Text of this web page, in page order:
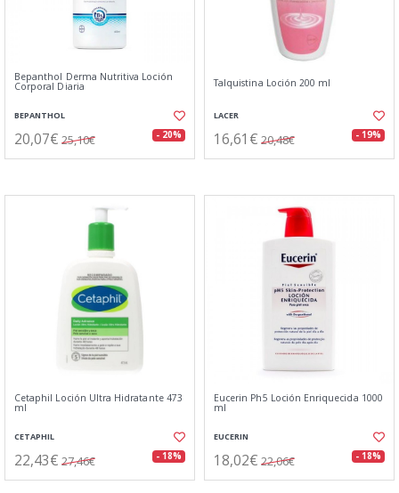
Bepanthol Derma Nutritiva Loción
Corporal Diaria
BEPANTHOL
20,07€ 25,10€ - 20%
Talquistina Loción 200 ml
LACER
16,61€ 20,48€ - 19%
Cetaphil Loción Ultra Hidratante 473
ml
CETAPHIL
22,43€ 27,46€ - 18%
Eucerin Ph5 Loción Enriquecida 1000
ml
EUCERIN
18,02€ 22,06€ - 18%